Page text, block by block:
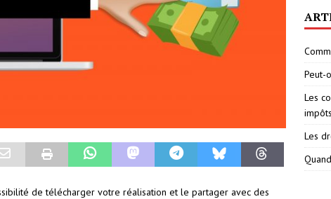
de télécharger votre réalisation et le partager avec des
Peut-
Les
impôts
Les